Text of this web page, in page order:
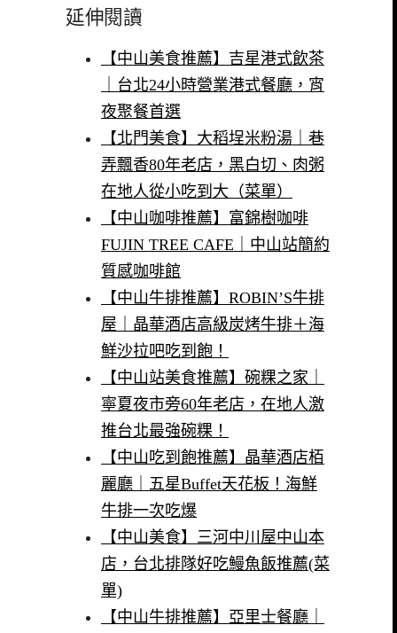
延伸閱讀
【中山美食推薦】吉星港式飲茶
｜台北24小時營業港式餐廳，宵
夜聚餐首選
【北門美食】大稻埕米粉湯｜巷
弄飄香80年老店，黑白切、肉粥
在地人從小吃到大（菜單）
【中山咖啡推薦】富錦樹咖啡
FUJIN TREE CAFE｜中山站簡約
質感咖啡館
【中山牛排推薦】ROBIN’S牛排
屋｜晶華酒店高級炭烤牛排＋海
鮮沙拉吧吃到飽！
【中山站美食推薦】碗粿之家｜
寧夏夜市旁60年老店，在地人激
推台北最強碗粿！
【中山吃到飽推薦】晶華酒店栢
麗廳｜五星Buffet天花板！海鮮
牛排一次吃爆
【中山美食】三河中川屋中山本
店，台北排隊好吃鰻魚飯推薦(菜
單)
【中山牛排推薦】亞里士餐廳｜